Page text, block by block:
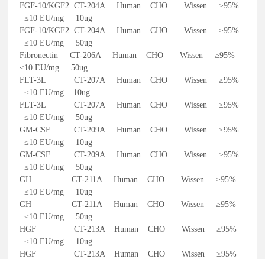
FGF-10/KGF2 CT-204A Human CHO Wissen ≥95%
≤10 EU/mg 10ug
FGF-10/KGF2 CT-204A Human CHO Wissen ≥95%
≤10 EU/mg 50ug
Fibronectin CT-206A Human CHO Wissen ≥95%
≤10 EU/mg 50ug
FLT-3L CT-207A Human CHO Wissen ≥95%
≤10 EU/mg 10ug
FLT-3L CT-207A Human CHO Wissen ≥95%
≤10 EU/mg 50ug
GM-CSF CT-209A Human CHO Wissen ≥95%
≤10 EU/mg 10ug
GM-CSF CT-209A Human CHO Wissen ≥95%
≤10 EU/mg 50ug
GH CT-211A Human CHO Wissen ≥95%
≤10 EU/mg 10ug
GH CT-211A Human CHO Wissen ≥95%
≤10 EU/mg 50ug
HGF CT-213A Human CHO Wissen ≥95%
≤10 EU/mg 10ug
HGF CT-213A Human CHO Wissen ≥95%